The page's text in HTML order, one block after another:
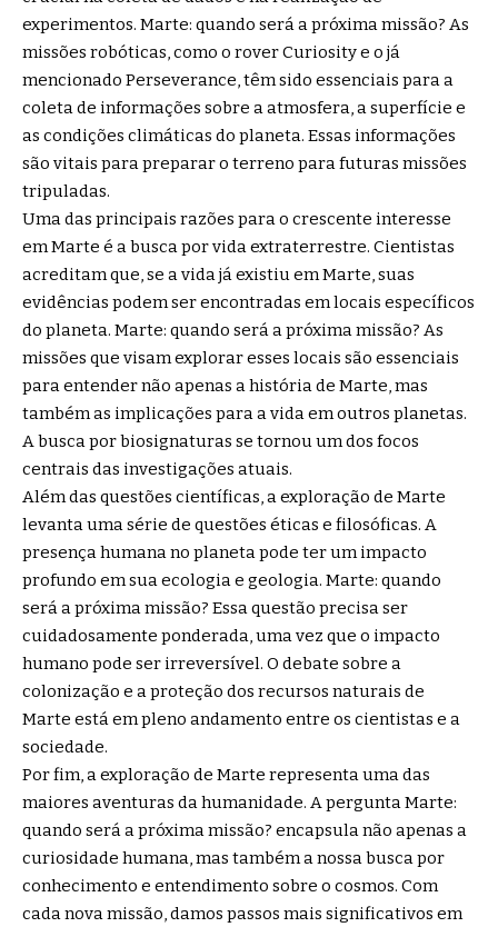
experimentos. Marte: quando será a próxima missão? As
missões robóticas, como o rover Curiosity e o já
mencionado Perseverance, têm sido essenciais para a
coleta de informações sobre a atmosfera, a superfície e
as condições climáticas do planeta. Essas informações
são vitais para preparar o terreno para futuras missões
tripuladas.
Uma das principais razões para o crescente interesse
em Marte é a busca por vida extraterrestre. Cientistas
acreditam que, se a vida já existiu em Marte, suas
evidências podem ser encontradas em locais específicos
do planeta. Marte: quando será a próxima missão? As
missões que visam explorar esses locais são essenciais
para entender não apenas a história de Marte, mas
também as implicações para a vida em outros planetas.
A busca por biosignaturas se tornou um dos focos
centrais das investigações atuais.
Além das questões científicas, a exploração de Marte
levanta uma série de questões éticas e filosóficas. A
presença humana no planeta pode ter um impacto
profundo em sua ecologia e geologia. Marte: quando
será a próxima missão? Essa questão precisa ser
cuidadosamente ponderada, uma vez que o impacto
humano pode ser irreversível. O debate sobre a
colonização e a proteção dos recursos naturais de
Marte está em pleno andamento entre os cientistas e a
sociedade.
Por fim, a exploração de Marte representa uma das
maiores aventuras da humanidade. A pergunta Marte:
quando será a próxima missão? encapsula não apenas a
curiosidade humana, mas também a nossa busca por
conhecimento e entendimento sobre o cosmos. Com
cada nova missão, damos passos mais significativos em